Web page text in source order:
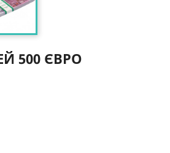
500 ЄВРО